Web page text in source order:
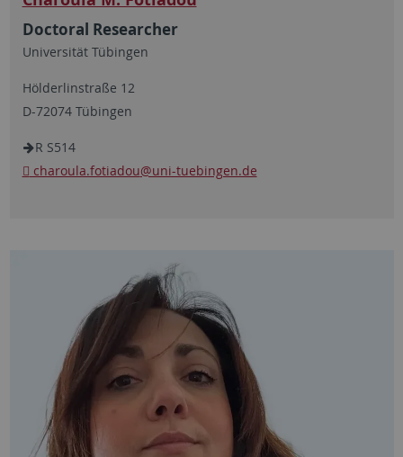
Doctoral Researcher
Universität Tübingen
Hölderlinstraße 12
D-72074 Tübingen
R S514
charoula.fotiadou@uni-tuebingen.de